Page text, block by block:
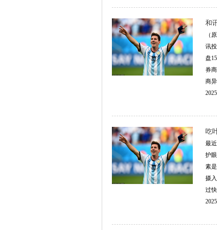
和
（
讯
盘
券
商
吃
最
护
素
摄
过